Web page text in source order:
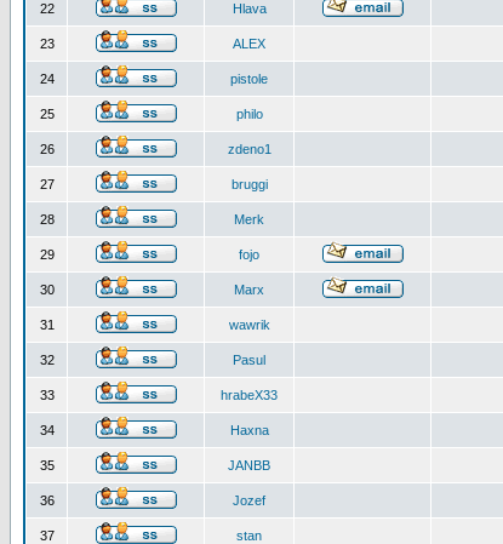
22 Hlava
23 ALEX
24 pistole
25 philo
26 zdeno1
27 bruggi
28 Merk
29 fojo
30 Marx
31 wawrik
32 Pasul
33 hrabeX33
34 Haxna
35 JANBB
36 Jozef
37 stan